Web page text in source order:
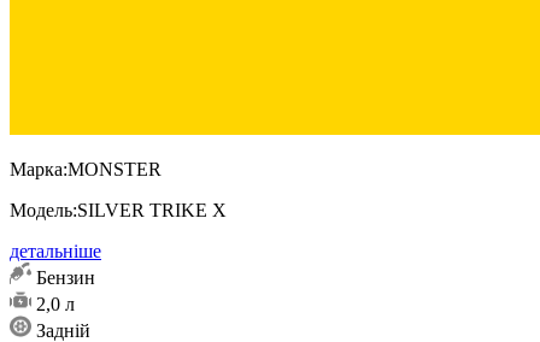
Марка:MONSTER
Модель:SILVER TRIKE X
детальніше
Бензин
2,0 л
Задній